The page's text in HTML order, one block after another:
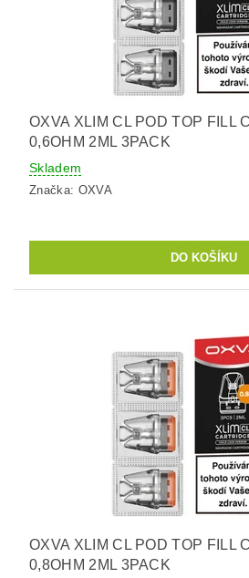
OXVA XLIM CL POD TOP FILL
0,6OHM 2ML 3PACK
Skladem
Značka: OXVA
OXVA XLIM CL POD TOP FILL
0,8OHM 2ML 3PACK